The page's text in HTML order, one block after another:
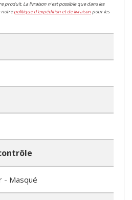
produit. La livraison n'est possible que dans les
notrepolitique d'expédition et de livraisonpour les
- Masqué